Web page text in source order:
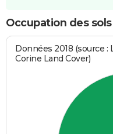
Occupation des
Données 2018 (source
Corine Land Cover)